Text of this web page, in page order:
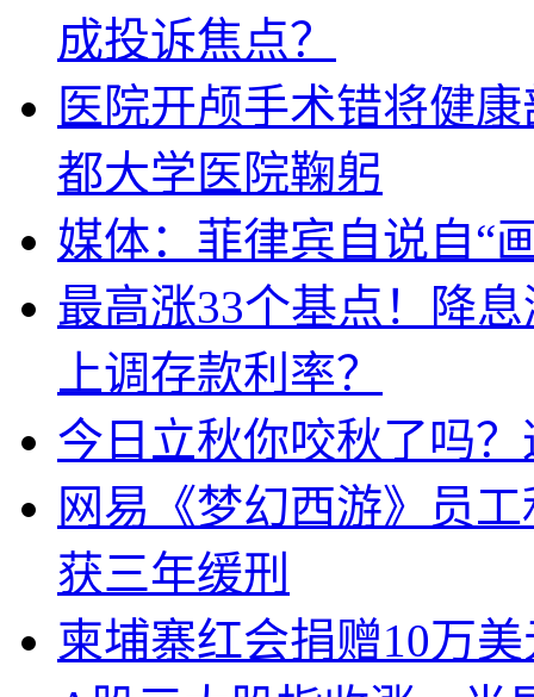
成投诉焦点？
医院开颅手术错将健
都大学医院鞠躬
媒体：菲律宾自说自“
最高涨33个基点！降
上调存款利率？
今日立秋你咬秋了吗
网易《梦幻西游》员
获三年缓刑
柬埔寨红会捐赠10万